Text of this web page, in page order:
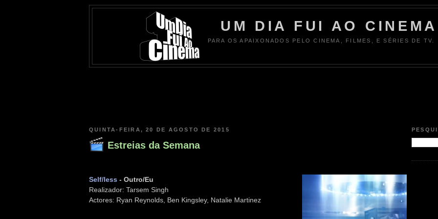
UM DIA FUI AO CINEMA
PARA OS APAIXONADOS PELO CINEMA, FILMES, E SÉRIES DE TV.
QUINTA-FEIRA, 20 DE AGOSTO DE 2015
Estreias da Semana
Self/less - Outro/Eu
Realizador: Tarsem Singh
Actores: Ryan Reynolds, Ben Kingsley, Natalie Martinez